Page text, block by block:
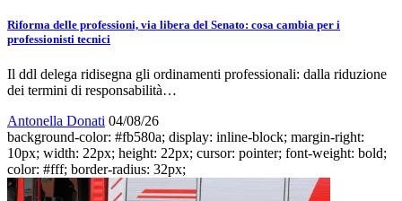
Riforma delle professioni, via libera del Senato: cosa cambia per i
professionisti tecnici
Il ddl delega ridisegna gli ordinamenti professionali: dalla riduzione
dei termini di responsabilità…
Antonella Donati 04/08/26
background-color: #fb580a; display: inline-block; margin-right:
10px; width: 22px; height: 22px; cursor: pointer; font-weight: bold;
color: #fff; border-radius: 32px;